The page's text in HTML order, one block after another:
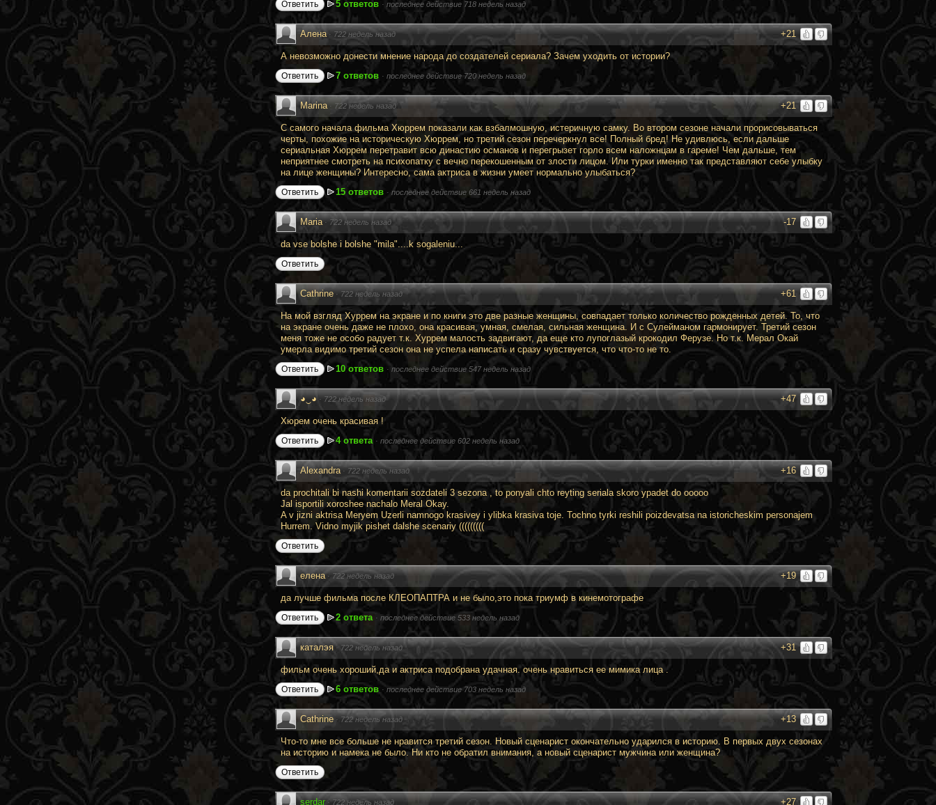
Ответить 5 ответов · последнее действие 718 недель назад
+21
Алена · 722 недель назад
А невозможно донести мнение народа до создателей сериала? Зачем уходить от истории?
Ответить 7 ответов · последнее действие 720 недель назад
+21
Marina · 722 недель назад
С самого начала фильма Хюррем показали как взбалмошную, истеричную самку. Во втором сезоне начали прорисовываться
черты, похожие на историческую Хюррем, но третий сезон перечеркнул все! Полный бред! Не удивлюсь, если дальше
сериальная Хюррем перетравит всю династию османов и перегрызет горло всем наложнцам в гареме! Чем дальше, тем
неприятнее смотреть на психопатку с вечно перекошенным от злости лицом. Или турки именно так представляют себе улыбку
на лице женщины? Интересно, сама актриса в жизни умеет нормально улыбаться?
Ответить 15 ответов · последнее действие 661 недель назад
-17
Maria · 722 недель назад
da vse bolshe i bolshe "mila"....k sogaleniu...
Ответить
+61
Cathrine · 722 недель назад
На мой взгляд Хуррем на экране и по книги это две разные женщины, совпадает только количество рожденных детей. То, что
на экране очень даже не плохо, она красивая, умная, смелая, сильная женщина. И с Сулейманом гармонирует. Третий сезон
меня тоже не особо радует т.к. Хуррем малость задвигают, да еще кто лупоглазый крокодил Ферузе. Но т.к. Мерал Окай
умерла видимо третий сезон она не успела написать и сразу чувствуется, что что-то не то.
Ответить 10 ответов · последнее действие 547 недель назад
+47
◕‿◕ · 722 недель назад
Хюрем очень красивая !
Ответить 4 ответа · последнее действие 602 недель назад
+16
Alexandra · 722 недель назад
da prochitali bi nashi komentarii sozdateli 3 sezona , to ponyali chto reyting seriala skoro ypadet do ooooo
Jal isportili xoroshee nachalo Meral Okay.
A v jizni aktrisa Meryem Uzerli namnogo krasivey i ylibka krasiva toje. Tochno tyrki reshili poizdevatsa na istoricheskim personajem
Hurrem. Vidno myjik pishet dalshe scenariy (((((((((
Ответить
+19
елена · 722 недель назад
да лучше фильма после КЛЕОПАПТРА и не было,это пока триумф в кинемотографе
Ответить 2 ответа · последнее действие 533 недель назад
+31
каталэя · 722 недель назад
фильм очень хороший,да и актриса подобрана удачная. очень нравиться ее мимика лица .
Ответить 6 ответов ·последнее действие 703 недель назад
+13
Cathrine · 722 недель назад
Что-то мне все больше не нравится третий сезон. Новый сценарист окончательно ударился в историю. В первых двух сезонах
на историю и намека не было. Ни кто не обратил внимания, а новый сценарист мужчина или женщина?
Ответить
+27
serdar ·722 недель назад